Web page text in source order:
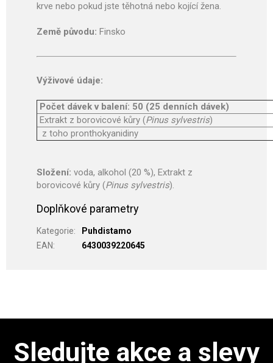
krve nebo pokud jste těhotná nebo kojící žena.
Země původu: Finsko
Výživové údaje:
Počet dávek v balení: 50 (25 denních dávek)
Extrakt z borovicové kůry (Pinus sylvestris)
z toho pronthokyanidiny
Složení: voda, alkohol (20 %), Extrakt z
borovicové kůry (Pinus sylvestris).
Doplňkové parametry
Kategorie:
Puhdistamo
EAN: 6430039220645
Sledujte akce a slevy